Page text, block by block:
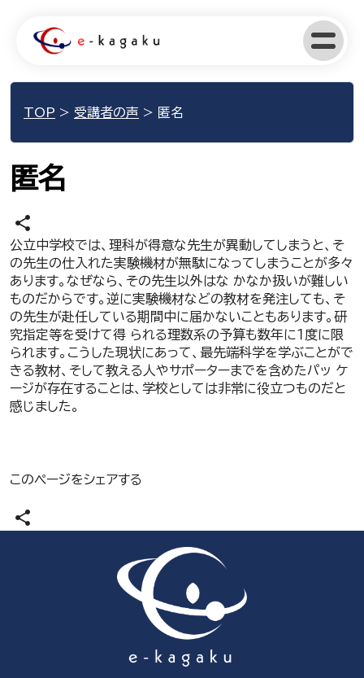
TOP > 受講者の声 > 匿名
匿名
share
公立中学校では、理科が得意な先生が異動してしまうと、そ
の先生の仕入れた実験機材が無駄になってしまうことが多々
あります。なぜなら、その先生以外はな かなか扱いが難しい
ものだからです。逆に実験機材などの教材を発注しても、そ
の先生が赴任している期間中に届かないこともあります。研
究指定等を受けて得 られる理数系の予算も数年に１度に限
られます。こうした現状にあって、最先端科学を学ぶことがで
きる教材、そして教える人やサポーターまでを含めたパッ ケ
ージが存在することは、学校としては非常に役立つものだと
感じました。
このページをシェアする
share